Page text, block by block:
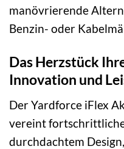
manövrierende
Benzin- oder
Das Herzstück
Innovation und
Der Yardforce iFlex
vereint
durchdachtem